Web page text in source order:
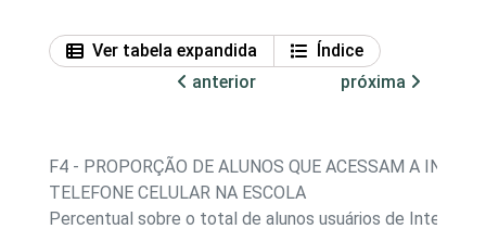
Ver tabela expandida
Índice
anterior
próxima
F4 - PROPORÇÃO DE ALUNOS QUE ACESSAM A
TELEFONE CELULAR NA ESCOLA
Percentual sobre o total de alunos usuários de Internet¹